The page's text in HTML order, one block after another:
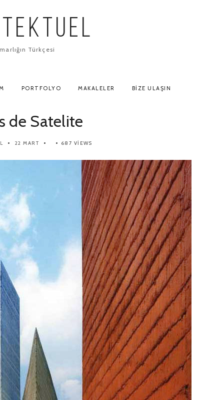
Türkçesi
PORTFOLYO MAKALELER BIZE ULAŞIN
de Satelite
22 MART 687 VIEWS